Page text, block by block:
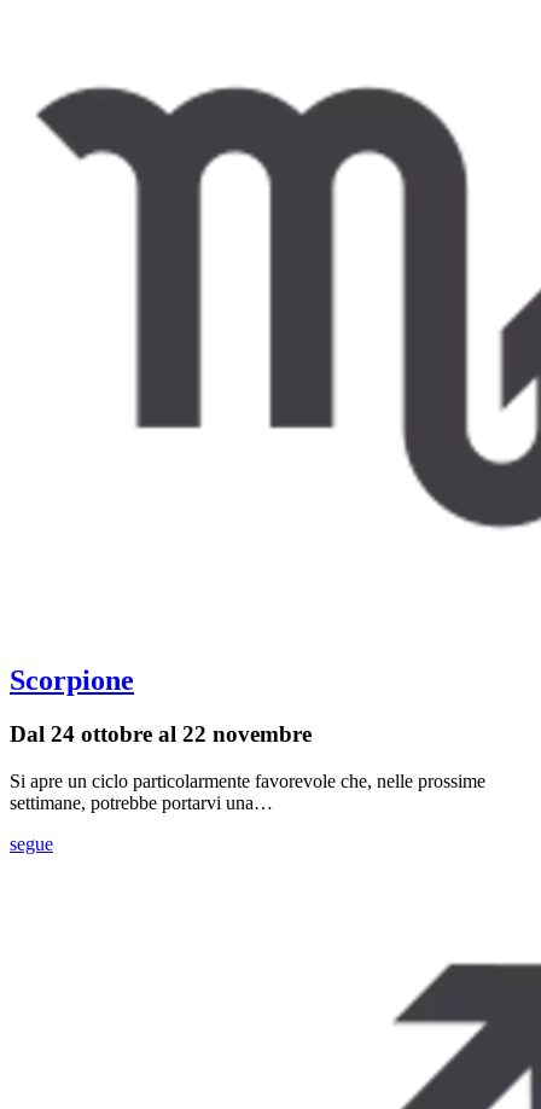
Scorpione
Dal 24 ottobre al 22 novembre
Si apre un ciclo particolarmente favorevole che, nelle prossime
settimane, potrebbe portarvi una…
segue